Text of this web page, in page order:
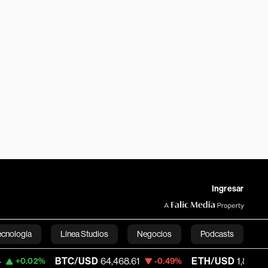
Ingresar
Línea Studios Negocios Podcasts
English
BTC/USD 64,468.61 -0.49% ETH/USD 1,896.66 -